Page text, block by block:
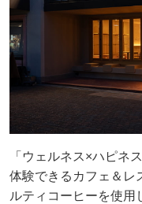
「ウェルネス×ハピネ
体験できるカフェ＆レ
ルティコーヒーを使用